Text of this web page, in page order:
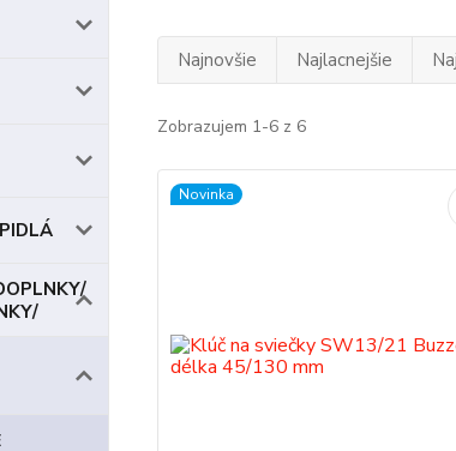
Najnovšie Najlacnejšie
Zobrazujem 1-6 z 6
Novinka